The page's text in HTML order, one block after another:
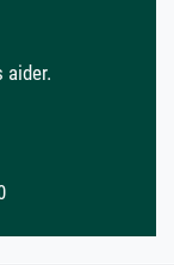
aider.